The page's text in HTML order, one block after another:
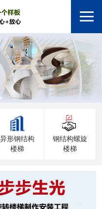
异形钢结构
楼梯
钢结构螺旋
楼梯